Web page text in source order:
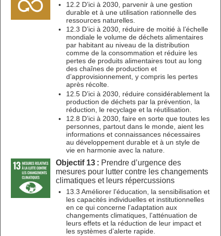
12.2 D’ici à 2030, parvenir à une gestion
durable et à une utilisation rationnelle des
ressources naturelles.
12.3 D’ici à 2030, réduire de moitié à l’échelle
mondiale le volume de déchets alimentaires
par habitant au niveau de la distribution
comme de la consommation et réduire les
pertes de produits alimentaires tout au long
des chaînes de production et
d’approvisionnement, y compris les pertes
après récolte.
12.5 D’ici à 2030, réduire considérablement la
production de déchets par la prévention, la
réduction, le recyclage et la réutilisation.
12.8 D’ici à 2030, faire en sorte que toutes les
personnes, partout dans le monde, aient les
informations et connaissances nécessaires
au développement durable et à un style de
vie en harmonie avec la nature.
Objectif 13 : Prendre d’urgence des
mesures pour lutter contre les changements
climatiques et leurs répercussions
13.3 Améliorer l’éducation, la sensibilisation et
les capacités individuelles et institutionnelles
en ce qui concerne l’adaptation aux
changements climatiques, l’atténuation de
leurs effets et la réduction de leur impact et
les systèmes d’alerte rapide.